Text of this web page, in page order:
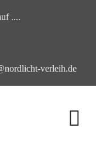
....
verleih.de